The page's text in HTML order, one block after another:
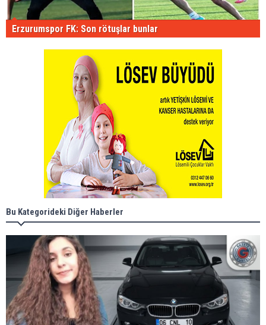
Erzurumspor FK: Son rötuşlar bunlar
Bu Kategorideki Diğer Haberler